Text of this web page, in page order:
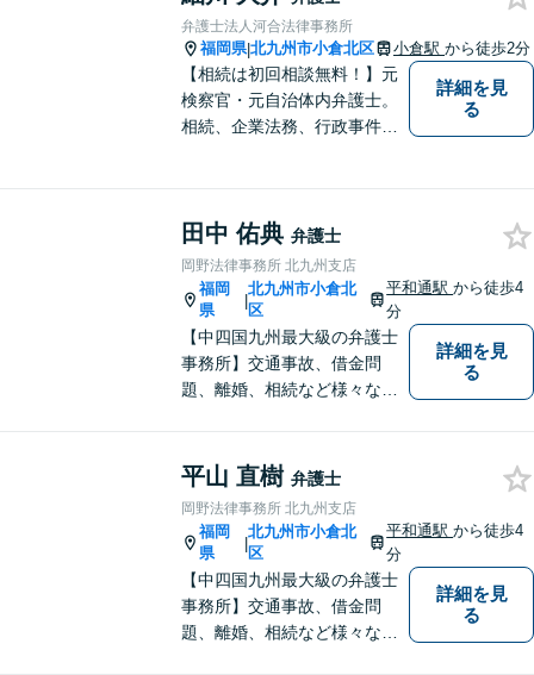
弁護士法人河合法律事務所
福岡県|北九州市小倉北区 小倉駅 から徒歩2分
【相続は初回相談無料！】元
検察官・元自治体内弁護士。
相続、企業法務、行政事件、
詳細を見
る
田中 佑典 弁護士
岡野法律事務所 北九州支店
福岡
県
|
北九州市小倉北
区
平和通駅から徒歩4
分
【中四国九州最大級の弁護士
事務所】交通事故、借金問
題、離婚、相続など様々な問
まずはお気軽にご相談くださ
い！
詳細を見
る
平山 直樹 弁護士
岡野法律事務所 北九州支店
福岡
県
|
北九州市小倉北
区
平和通駅から徒歩4
分
【中四国九州最大級の弁護士
事務所】交通事故、借金問
題、離婚、相続など様々な問
詳細を見
る